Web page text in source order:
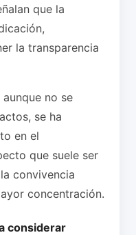
que la
la transparencia
no se
se ha
en el
que suele ser
convivencia
concentración.
considerar